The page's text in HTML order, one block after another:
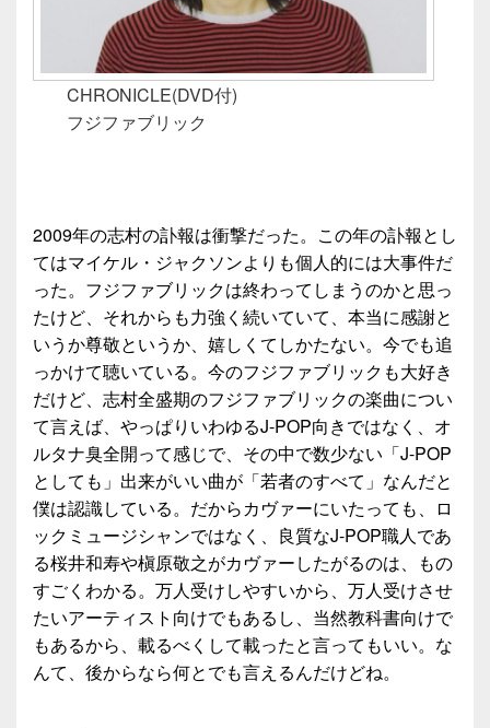
CHRONICLE(DVD付)
フジファブリック
2009年の志村の訃報は衝撃だった。この年の訃報とし
てはマイケル・ジャクソンよりも個人的には大事件だ
った。フジファブリックは終わってしまうのかと思っ
たけど、それからも力強く続いていて、本当に感謝と
いうか尊敬というか、嬉しくてしかたない。今でも追
っかけて聴いている。今のフジファブリックも大好き
だけど、志村全盛期のフジファブリックの楽曲につい
て言えば、やっぱりいわゆるJ-POP向きではなく、オ
ルタナ臭全開って感じで、その中で数少ない「J-POP
としても」出来がいい曲が「若者のすべて」なんだと
僕は認識している。だからカヴァーにいたっても、ロ
ックミュージシャンではなく、良質なJ-POP職人であ
る桜井和寿や槇原敬之がカヴァーしたがるのは、もの
すごくわかる。万人受けしやすいから、万人受けさせ
たいアーティスト向けでもあるし、当然教科書向けで
もあるから、載るべくして載ったと言ってもいい。な
んて、後からなら何とでも言えるんだけどね。